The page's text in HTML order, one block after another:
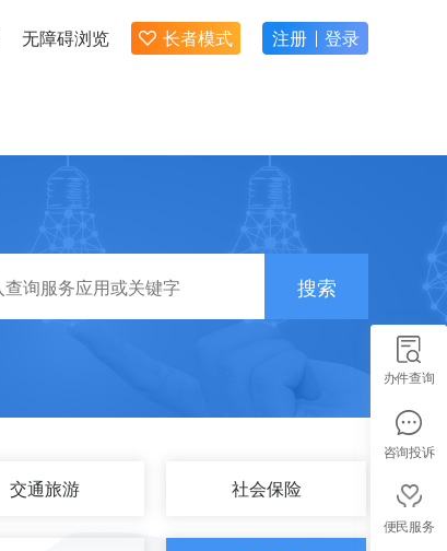
无障碍浏览 长者模式 注册 登录
搜索
交通旅游 社会保险
办件查询
咨询投诉
便民服务